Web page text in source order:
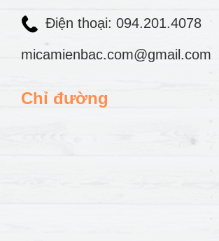
Điện thoại: 094.201.4078
micamienbac.com@gmail.com
Chỉ đường